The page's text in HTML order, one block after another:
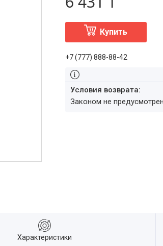
Купить
+7 (777) 888-88-42
Законом не
Характеристики